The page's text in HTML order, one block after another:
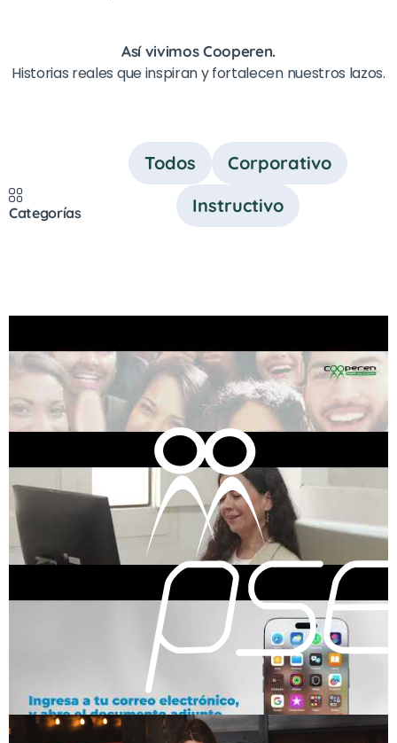
Así vivimos Cooperen.
Historias reales que inspiran y fortalecen nuestros lazos.
Categorías
Todos
Corporativo
Instructivo
Informe de gestión Cooperen
Informe de gestión Cooperen
26 mar. 2026